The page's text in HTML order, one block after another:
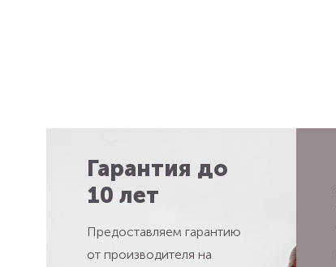
Гарантия до
10 лет
Предоставляем гарантию
от производителя на